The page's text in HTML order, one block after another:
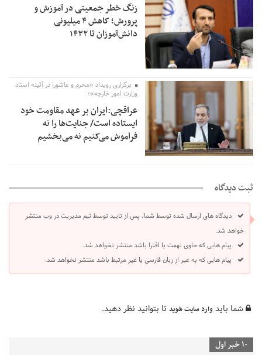
زنگ خطر جمعیتی در آموزش و
پرورش؛ کاهش ۴ میلیونی
دانش‌آموزان تا ۱۴۳۲
برگزاری رویداد «محرم و عاشورا در آئینه اسناد
وزارت امور خارجه»؛
عراقچی:ایران بر عهد مقاومت خود
ایستاده است/ جنایت‌ها را نه
فراموش می‌کنیم نه می‌بخشیم
ثبت دیدگاه
دیدگاه های ارسال شده توسط شما، پس از تایید توسط تیم مدیریت در وب منتشر
خواهد شد.
پیام هایی که حاوی تهمت یا افترا باشد منتشر نخواهد شد.
پیام هایی که به غیر از زبان فارسی یا غیر مرتبط باشد منتشر نخواهد شد.
شما باید وارد سایت شوید تا بتوانید نظر دهید.
10 خبر اول